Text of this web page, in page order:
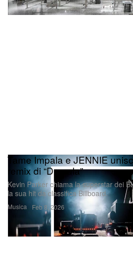
Musica
Tame Impala e JENNIE
remix di “Dracula”
Kevin Parker chiama la superstar dei
la sua hit da classifica Billboard.
Feb 8, 2026